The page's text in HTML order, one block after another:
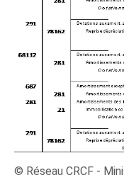
© Réseau CRCF -